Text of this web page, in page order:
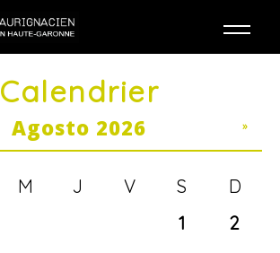
Calendrier
Agosto 2026 »
M J V S
D
1
2